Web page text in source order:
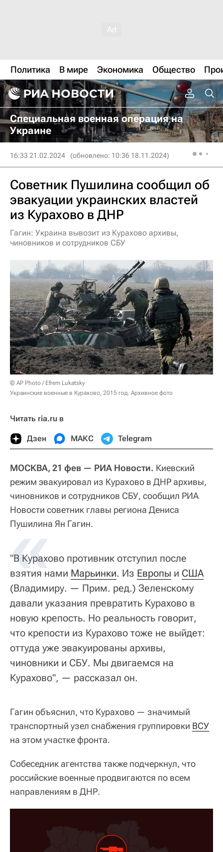
Политика В мире Экономика Общество
Специальная военная операция на
Украине
16:33 21.02.2024 (обновлено: 10:36 18.11.2024)
Советник Пушилина сообщил об
эвакуации украинских властей
из Курахово в ДНР
Гагин: Украина вывозит из Курахово архивы,
чиновников и сотрудников СБУ
© AP Photo / Efrem Lukatsky
Украинские военные в Курахово, 2015 год. Архивное фото
Читать ria.ru в
Дзен МАКС Telegram
МОСКВА, 21 фев — РИА Новости. Киевский
режим эвакуировал из Курахово в ДНР архивы,
чиновников и сотрудников СБУ, сообщил РИА
Новости советник главы региона Дениса
Пушилина Ян Гагин.
«
"В Курахово противник отступил после
взятия нами Марьинки. Из Европы и США
(Владимиру. — Прим. ред.) Зеленскому
давали указания превратить Курахово в
новую крепость. Но реальность говорит,
что крепости из Курахово тоже не выйдет:
оттуда уже эвакуированы архивы,
чиновники и СБУ. Мы двигаемся на
Курахово", — рассказал он.
Гагин объяснил, что Курахово — значимый
транспортный узел снабжения группировки ВСУ
на этом участке фронта.
Собеседник агентства также подчеркнул, что
российские военные продвигаются по всем
направлениям в ДНР.